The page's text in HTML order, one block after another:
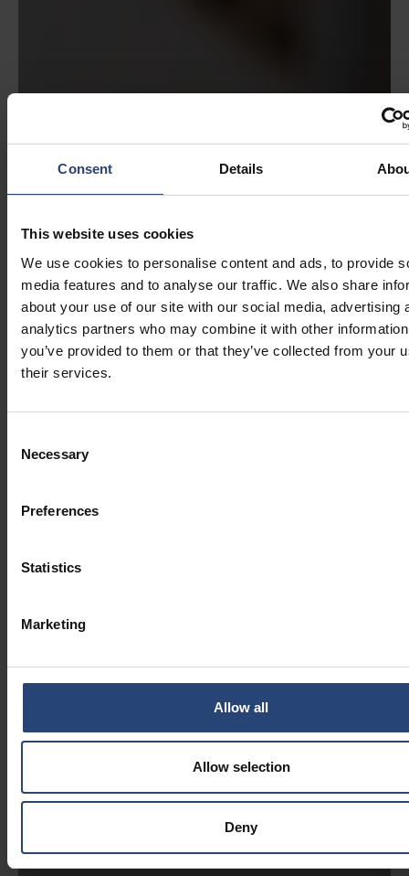
Consent Details
This website uses cookies
We use cookies to personalise content and ads, to provide
media features and to analyse our traffic. We also share
about your use of our site with our social media, advertising
analytics partners who may combine it with other
you’ve provided to them or that they’ve collected from your
their services.
Selection
Necessary
Preferences
Statistics
Marketing
Allow all
Allow selection
Deny